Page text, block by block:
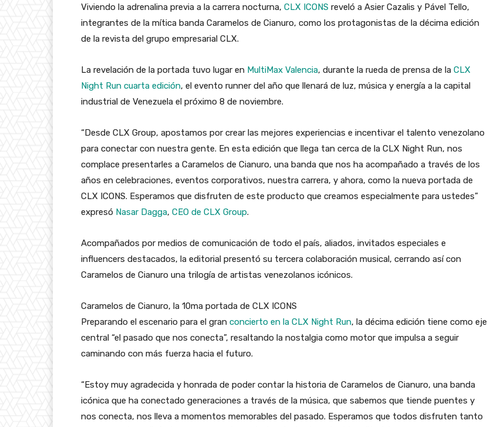
Viviendo la adrenalina previa a la carrera nocturna, CLX ICONS reveló a Asier Cazalis y Pável Tello,
integrantes de la mítica banda Caramelos de Cianuro, como los protagonistas de la décima edición
de la revista del grupo empresarial CLX.
La revelación de la portada tuvo lugar en MultiMax Valencia, durante la rueda de prensa de la CLX
Night Run cuarta edición, el evento runner del año que llenará de luz, música y energía a la capital
industrial de Venezuela el próximo 8 de noviembre.
“Desde CLX Group, apostamos por crear las mejores experiencias e incentivar el talento venezolano
para conectar con nuestra gente. En esta edición que llega tan cerca de la CLX Night Run, nos
complace presentarles a Caramelos de Cianuro, una banda que nos ha acompañado a través de los
años en celebraciones, eventos corporativos, nuestra carrera, y ahora, como la nueva portada de
CLX ICONS. Esperamos que disfruten de este producto que creamos especialmente para ustedes”
expresó Nasar Dagga, CEO de CLX Group.
Acompañados por medios de comunicación de todo el país, aliados, invitados especiales e
influencers destacados, la editorial presentó su tercera colaboración musical, cerrando así con
Caramelos de Cianuro una trilogía de artistas venezolanos icónicos.
Caramelos de Cianuro, la 10ma portada de CLX ICONS
Preparando el escenario para el gran concierto en la CLX Night Run, la décima edición tiene como eje
central “el pasado que nos conecta”, resaltando la nostalgia como motor que impulsa a seguir
caminando con más fuerza hacia el futuro.
“Estoy muy agradecida y honrada de poder contar la historia de Caramelos de Cianuro, una banda
icónica que ha conectado generaciones a través de la música, que sabemos que tiende puentes y
nos conecta, nos lleva a momentos memorables del pasado. Esperamos que todos disfruten tanto